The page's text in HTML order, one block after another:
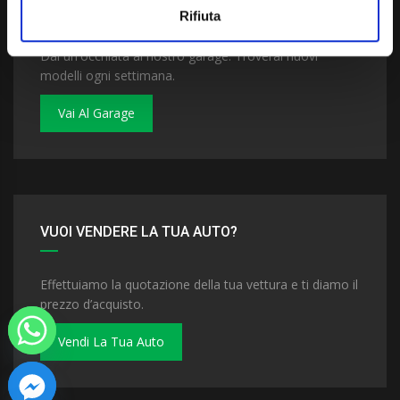
Rifiuta
Dai un'occhiata al nostro garage. Troverai nuovi
modelli ogni settimana.
Vai Al Garage
VUOI VENDERE LA TUA AUTO?
Effettuiamo la quotazione della tua vettura e ti diamo il
prezzo d’acquisto.
Vendi La Tua Auto